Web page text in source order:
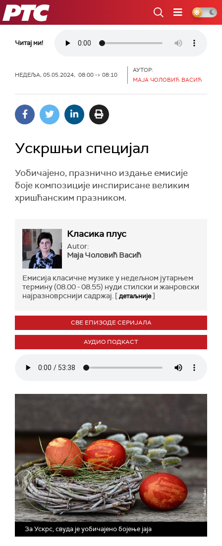
РТС
Читај ми!
НЕДЕЉА, 05.05.2024, 08:00 -> 08:10
АУТОР:
МАЈА ЧОЛОВИЋ ВАСИЋ
Ускршњи специјал
Уобичајено, празнично издање емисије
боје композиције инспирисане великим
хришћанским празником.
Класика плус
Autor:
Маја Чоловић Васић
Емисија класичне музике у недељном јутарњем
термину (08.00 - 08.55) нуди стилски и жанровски
најразноврснији садржај. [детаљније]
СВЕ ЕПИЗОДЕ СЕРИЈАЛА
АУДИО ПОДКАСТ
За Ускрс, свуда је уобичајено бојење јаја